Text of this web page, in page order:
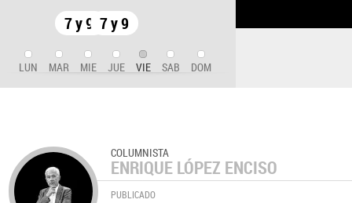
7 y 9 7 y 9
LUN MAR MIE JUE VIE SAB DOM
COLUMNISTA
ENRIQUE LÓPEZ ENCISO
PUBLICADO